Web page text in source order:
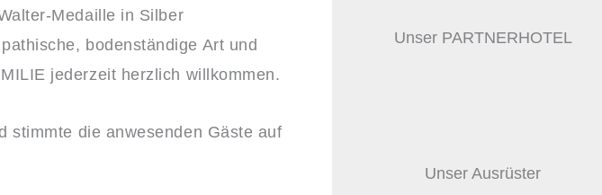
Medaille in Silber
bodenständige Art und
jederzeit herzlich willkommen.
stimmte die anwesenden Gäste auf
Unser PARTNERHOTEL
Unser Ausrüster